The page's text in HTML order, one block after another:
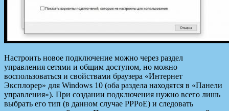
Настроить новое подключение можно через раздел
управления сетями и общим доступом, но можно
воспользоваться и свойствами браузера «Интернет
Эксплорер» для Windows 10 (оба раздела находятся в «Панели
управления»). При создании подключения нужно всего лишь
выбрать его тип (в данном случае PPPoE) и следовать